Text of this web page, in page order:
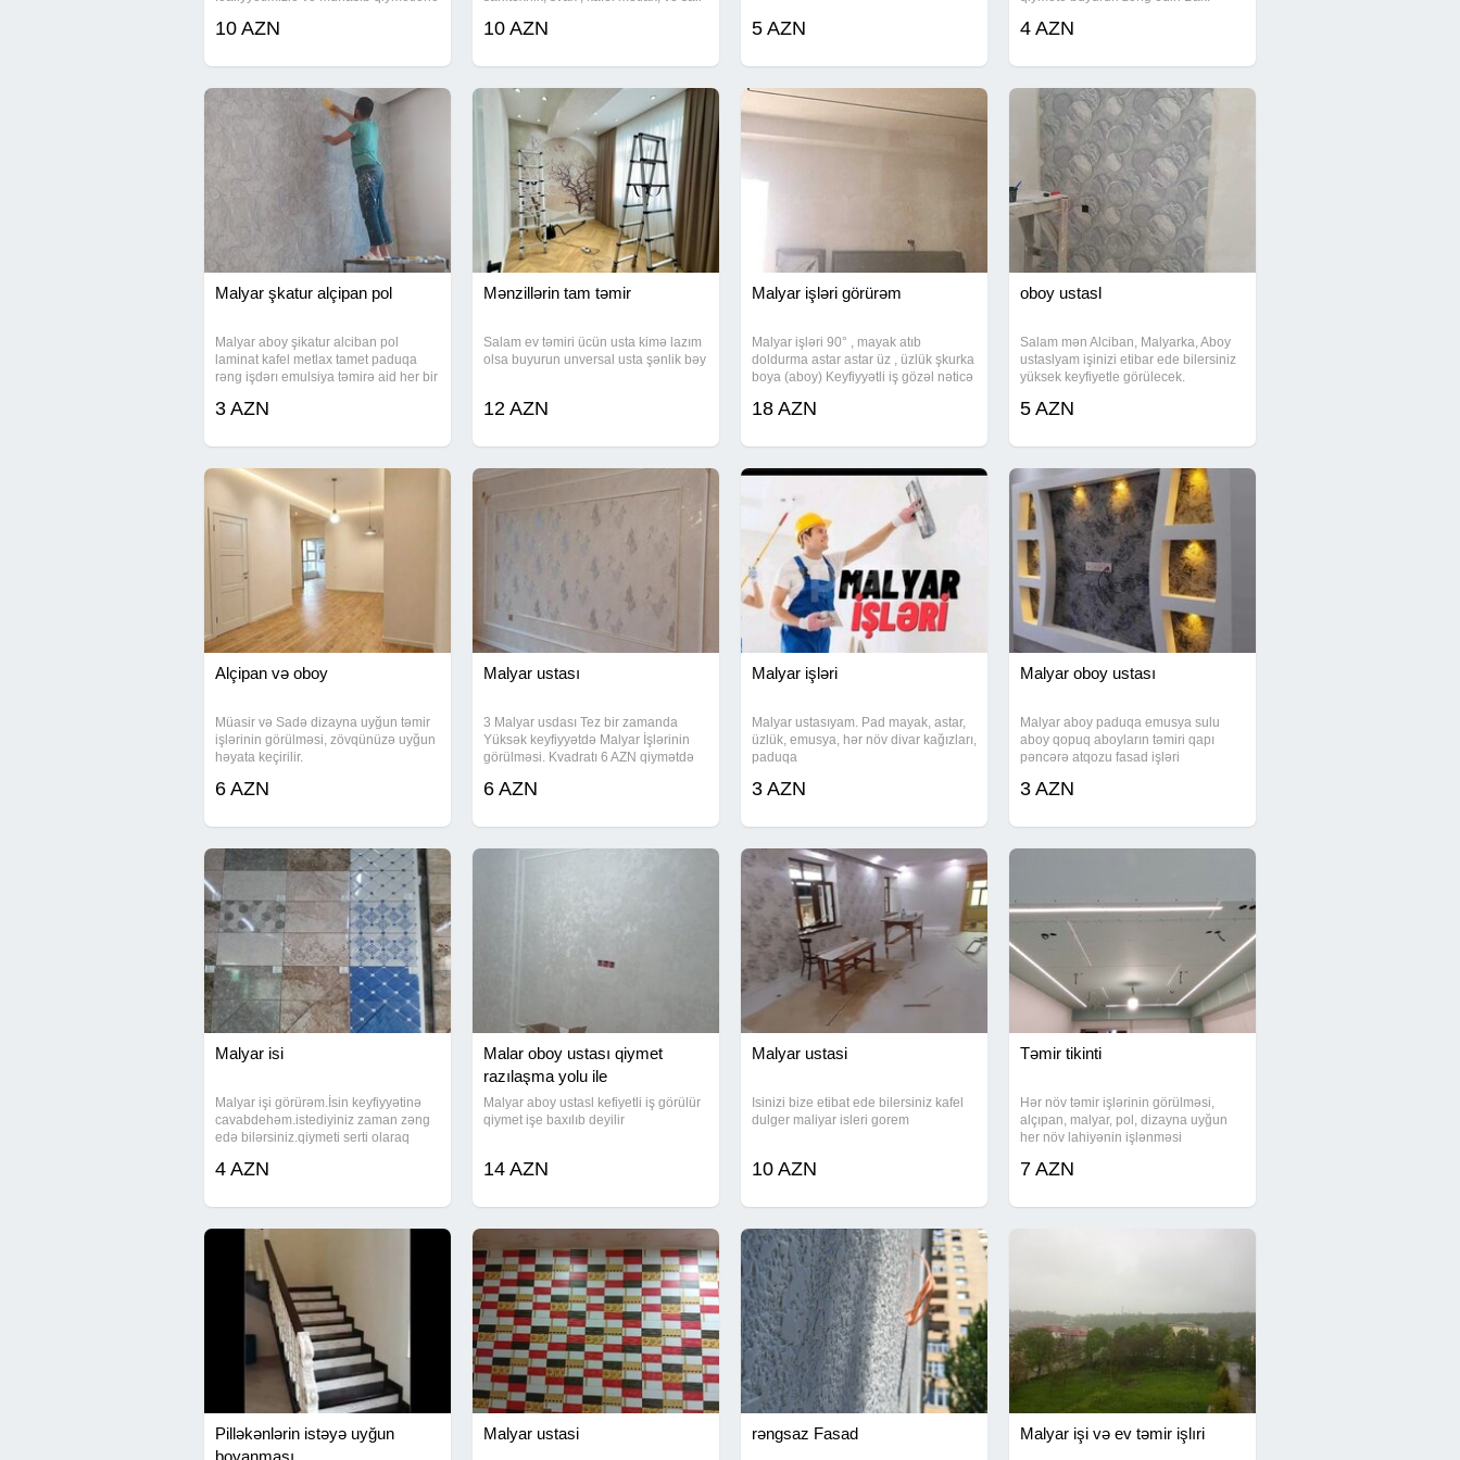
istənilən növ təmir və tikinti işlərinin
10 AZN
saxlaya biler İş növü: Boyama
10 AZN 5 AZN
idyal iş bizde
4 AZN
Malyar şkatur alçipan pol
Malyar aboy şikatur alciban pol
laminat kafel metlax tamet paduqa
rəng işdərı emulsiya təmirə aid her bir
razılaşmaya usdayam Vatsapp isleyir
3 AZN
Mənzillərin tam təmir
Salam ev təmiri ücün usta kimə lazım
olsa buyurun unversal usta şənlik bəy
12 AZN
Malyar işləri görürəm
Malyar işləri 90° , mayak atıb
doldurma astar astar üz , üzlük şkurka
boya (aboy) Keyfiyyətli iş gözəl nəticə
18 AZN
oboy ustasl
Salam mən Alciban, Malyarka, Aboy
ustaslyam işinizi etibar ede bilersiniz
yüksek keyfiyetle görülecek.
5 AZN
Alçipan və oboy
Müasir və Sadə dizayna uyğun təmir
işlərinin görülməsi, zövqünüzə uyğun
həyata keçirilir.
6 AZN
Malyar ustası
3 Malyar usdası Tez bir zamanda
Yüksək keyfiyyətdə Malyar İşlərinin
görülməsi. Kvadratı 6 AZN qiymətdə
6 AZN
Malyar işləri
Malyar ustasıyam. Pad mayak, astar,
üzlük, emusya, hər növ divar kağızları,
paduqa
3 AZN
Malyar oboy ustası
Malyar aboy paduqa emusya sulu
aboy qopuq aboyların təmiri qapı
pəncərə atqozu fasad işləri
şkaturu şifofqa pol parket yonulmasi
3 AZN
Malyar isi
Malyar işi görürəm.İsin keyfiyyətinə
cavabdehəm.istediyiniz zaman zəng
edə bilərsiniz.qiymeti serti olaraq
4 AZN
Malar oboy ustası qiymet
razılaşma yolu ile
Malyar aboy ustasl kefiyetli iş görülür
qiymet işe baxılıb deyilir
14 AZN
Malyar ustasi
Isinizi bize etibat ede bilersiniz kafel
dulger maliyar isleri gorem
10 AZN
Təmir tikinti
Hər növ təmir işlərinin görülməsi,
alçıpan, malyar, pol, dizayna uyğun
her növ lahiyənin işlənməsi
7 AZN
Pilləkənlərin istəyə uyğun
boyanması
Malyar ustasi rəngsaz Fasad Malyar işi və ev təmir işlıri